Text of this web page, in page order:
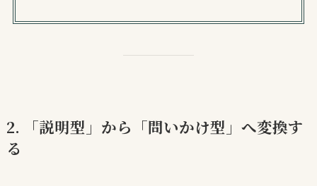
2. 「説明型」から「問いかけ型」へ変換す
る